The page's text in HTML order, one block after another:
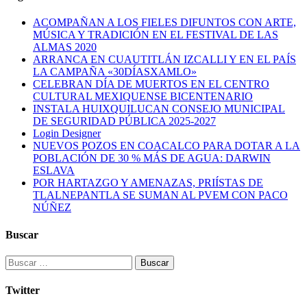
ACOMPAÑAN A LOS FIELES DIFUNTOS CON ARTE,
MÚSICA Y TRADICIÓN EN EL FESTIVAL DE LAS
ALMAS 2020
ARRANCA EN CUAUTITLÁN IZCALLI Y EN EL PAÍS
LA CAMPAÑA «30DÍASXAMLO»
CELEBRAN DÍA DE MUERTOS EN EL CENTRO
CULTURAL MEXIQUENSE BICENTENARIO
INSTALA HUIXQUILUCAN CONSEJO MUNICIPAL
DE SEGURIDAD PÚBLICA 2025-2027
Login Designer
NUEVOS POZOS EN COACALCO PARA DOTAR A LA
POBLACIÓN DE 30 % MÁS DE AGUA: DARWIN
ESLAVA
POR HARTAZGO Y AMENAZAS, PRIÍSTAS DE
TLALNEPANTLA SE SUMAN AL PVEM CON PACO
NÚÑEZ
Buscar
Buscar:
Twitter